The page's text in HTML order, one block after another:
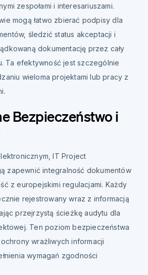
zespołami i interesariuszami.
mogą łatwo zbierać podpisy dla
śledzić status akceptacji i
dokumentację przez cały
Ta efektywność jest szczególnie
wieloma projektami lub pracy z
Bezpieczeństwo i
IT Project
zapewnić integralność dokumentów
z europejskimi regulacjami. Każdy
rejestrowany wraz z informacją
przejrzystą ścieżkę audytu dla
Ten poziom bezpieczeństwa
wrażliwych informacji
wymagań zgodności